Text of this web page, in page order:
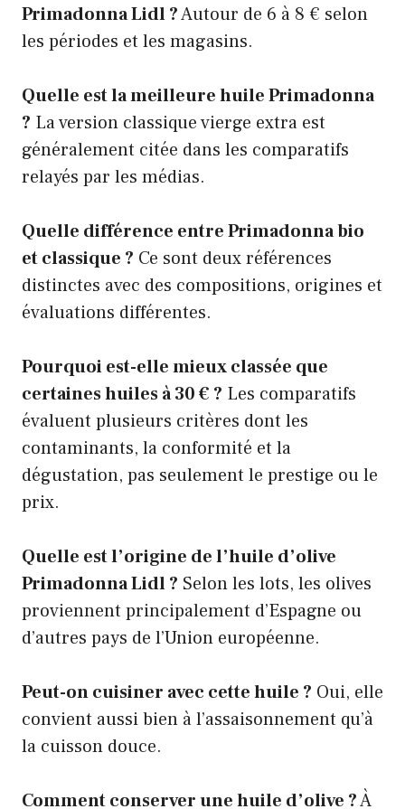
Primadonna Lidl ?Autour de 6 à 8 € selon
les périodes et les magasins.
Quelle est la meilleure huile Primadonna
? La version classique vierge extra est
généralement citée dans les comparatifs
relayés par les médias.
Quelle différence entre Primadonna bio
et classique ? Ce sont deux références
distinctes avec des compositions, origines et
évaluations différentes.
Pourquoi est-elle mieux classée que
certaines huiles à 30 € ? Les comparatifs
évaluent plusieurs critères dont les
contaminants, la conformité et la
dégustation, pas seulement le prestige ou le
prix.
Quelle est l’origine de l’huile d’olive
Primadonna Lidl ? Selon les lots, les olives
proviennent principalement d’Espagne ou
d’autres pays de l’Union européenne.
Peut-on cuisiner avec cette huile ? Oui, elle
convient aussi bien à l’assaisonnement qu’à
la cuisson douce.
Comment conserver une huile d’olive ?À